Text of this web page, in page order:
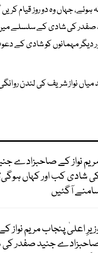
جہاں وہ دو روز قیام
صفدر کی شادی کے سلسلے
دیگر مہمانوں کو شادی کے
نواز شریف کی لندن
نواز کے صاحبزادے
شادی کب اور کہاں
آگئیں
اعلیٰ پنجاب مریم نواز
جنید صفدر